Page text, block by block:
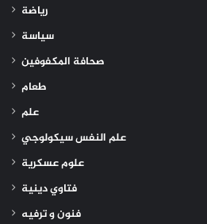
رياضة
سياسة
صحافة المكفوفين
طعام
علم
علم النفس سيكولوجي
علوم عسكرية
فتاوي دينية
فنون و ترفيه